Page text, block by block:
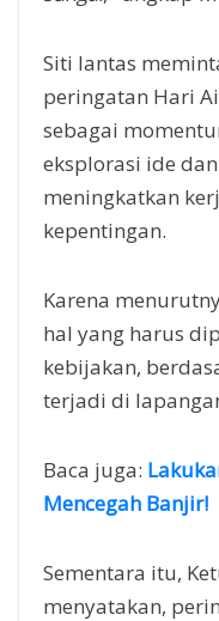
Siti lantas
peringatan Hari
sebagai
eksplorasi ide
meningkatkan
kepentingan.
Karena
hal yang harus
kebijakan,
terjadi di
Baca juga:
Mencegah Banjir!
Sementara itu,
menyatakan,